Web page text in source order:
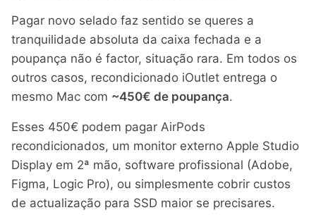
Pagar novo selado faz sentido se queres a
tranquilidade absoluta da caixa fechada e a
poupança não é factor, situação rara. Em todos os
outros casos, recondicionado iOutlet entrega o
mesmo Mac com ~450€ de poupança.
Esses 450€ podem pagar AirPods
recondicionados, um monitor externo Apple Studio
Display em 2ª mão, software profissional (Adobe,
Figma, Logic Pro), ou simplesmente cobrir custos
de actualização para SSD maior se precisares.